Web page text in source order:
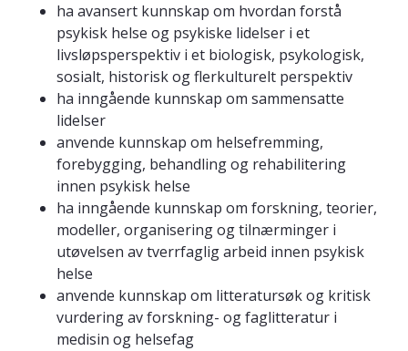
ha avansert kunnskap om hvordan forstå
psykisk helse og psykiske lidelser i et
livsløpsperspektiv i et biologisk, psykologisk,
sosialt, historisk og flerkulturelt perspektiv
ha inngående kunnskap om sammensatte
lidelser
anvende kunnskap om helsefremming,
forebygging, behandling og rehabilitering
innen psykisk helse
ha inngående kunnskap om forskning, teorier,
modeller, organisering og tilnærminger i
utøvelsen av tverrfaglig arbeid innen psykisk
helse
anvende kunnskap om litteratursøk og kritisk
vurdering av forskning- og faglitteratur i
medisin og helsefag